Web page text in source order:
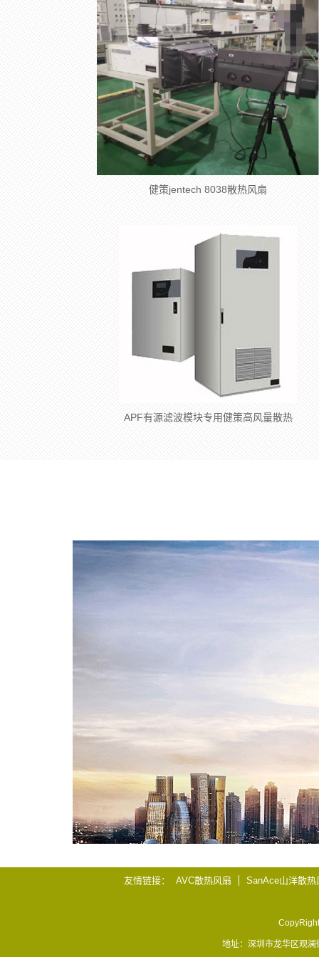
健策jentech 8038散热风扇
APF有源滤波模块专用健策高风量散热
友情链接 AVC散热风扇 SanAce山洋散热
地址：深圳市龙华区观